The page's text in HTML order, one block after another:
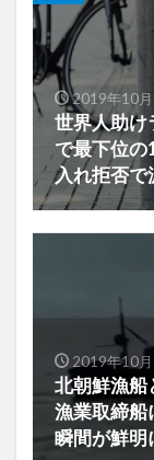
2019年10
世界人助け
で最下位の
入れ拒否で
2019年10
北朝鮮漁船
漁業取締
瞬間が鮮明